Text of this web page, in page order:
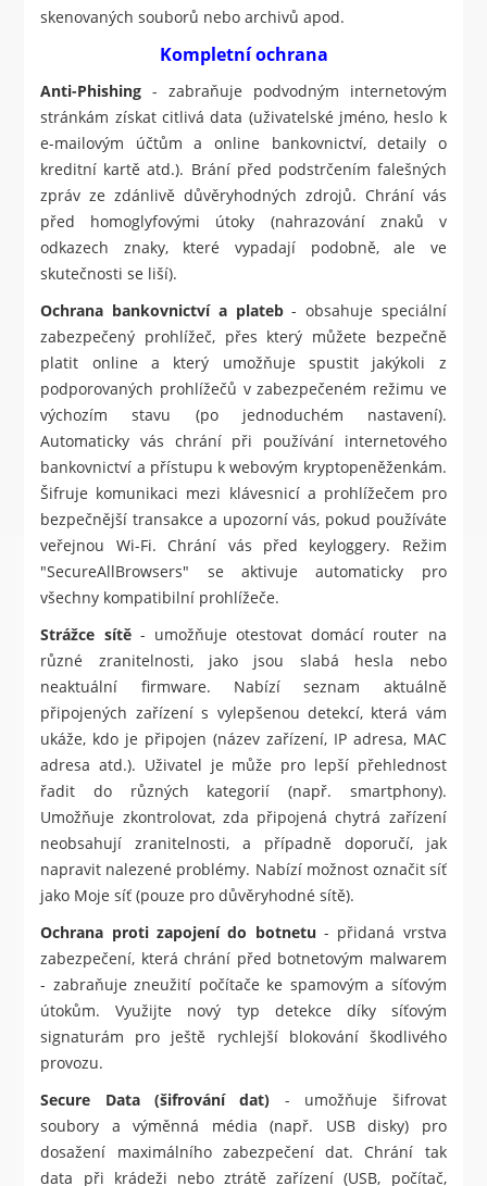
skenovaných souborů nebo archivů apod.
Kompletní ochrana
Anti-Phishing - zabraňuje podvodným internetovým
stránkám získat citlivá data (uživatelské jméno, heslo k
e-mailovým účtům a online bankovnictví, detaily o
kreditní kartě atd.). Brání před podstrčením falešných
zpráv ze zdánlivě důvěryhodných zdrojů. Chrání vás
před homoglyfovými útoky (nahrazování znaků v
odkazech znaky, které vypadají podobně, ale ve
skutečnosti se liší).
Ochrana bankovnictví a plateb- obsahuje speciální
zabezpečený prohlížeč, přes který můžete bezpečně
platit online a který umožňuje spustit jakýkoli z
podporovaných prohlížečů v zabezpečeném režimu ve
výchozím stavu (po jednoduchém nastavení).
Automaticky vás chrání při používání internetového
bankovnictví a přístupu k webovým kryptopeněženkám.
Šifruje komunikaci mezi klávesnicí a prohlížečem pro
bezpečnější transakce a upozorní vás, pokud používáte
veřejnou Wi-Fi. Chrání vás před keyloggery. Režim
"SecureAllBrowsers" se aktivuje automaticky pro
všechny kompatibilní prohlížeče.
Strážce sítě- umožňuje otestovat domácí router na
různé zranitelnosti, jako jsou slabá hesla nebo
neaktuální firmware. Nabízí seznam aktuálně
připojených zařízení s vylepšenou detekcí, která vám
ukáže, kdo je připojen (název zařízení, IP adresa, MAC
adresa atd.). Uživatel je může pro lepší přehlednost
řadit do různých kategorií (např. smartphony).
Umožňuje zkontrolovat, zda připojená chytrá zařízení
neobsahují zranitelnosti, a případně doporučí, jak
napravit nalezené problémy. Nabízí možnost označit síť
jako Moje síť (pouze pro důvěryhodné sítě).
Ochrana proti zapojení do botnetu - přidaná vrstva
zabezpečení, která chrání před botnetovým malwarem
- zabraňuje zneužití počítače ke spamovým a síťovým
útokům. Využijte nový typ detekce díky síťovým
signaturám pro ještě rychlejší blokování škodlivého
provozu.
Secure Data (šifrování dat) - umožňuje šifrovat
soubory a výměnná média (např. USB disky) pro
dosažení maximálního zabezpečení dat. Chrání tak
data při krádeži nebo ztrátě zařízení (USB, počítač,